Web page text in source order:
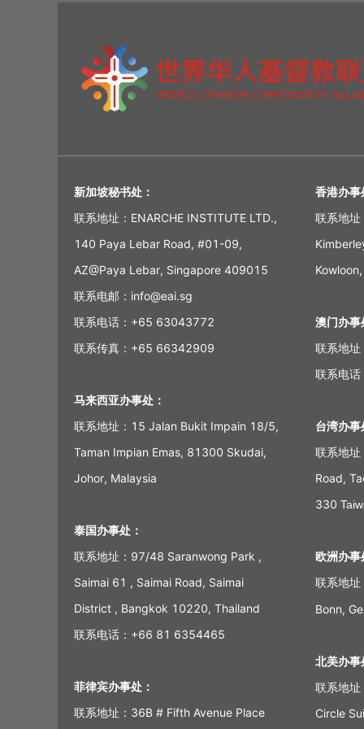
新加坡秘书处：
联系地址：ENARCHE INSTITUTE LTD.,
140 Paya Lebar Road, #01-09,
AZ@Paya Lebar, Singapore 409015
联系电邮：info@eai.sg
联系电话：+65 63043772
联系传真：+65 66342909
马来西亚办事处：
联系地址：15 Jalan Bukit Impain 18/5,
Taman Impian Emas, 81300 Skudai,
Johor, Malaysia
泰国办事处：
联系地址：97/48 Saranwong Park ,
Saimai 61 , Saimai Road, Saimai
District , Bangkok 10220, Thailand
联系电话：+66 81 6354465
菲律宾办事处：
联系地址：36B # Fifth Avenue Place
香港办事
联系地
澳门办事
联系地
联系电
台湾办事
联系地
Road,
330
欧洲办事
联系地
Bonn,
北美办事
联系地
Circle